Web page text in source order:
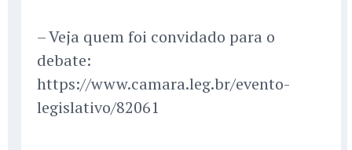
– Veja quem foi convidado para o
debate:
https://www.camara.leg.br/evento-
legislativo/82061